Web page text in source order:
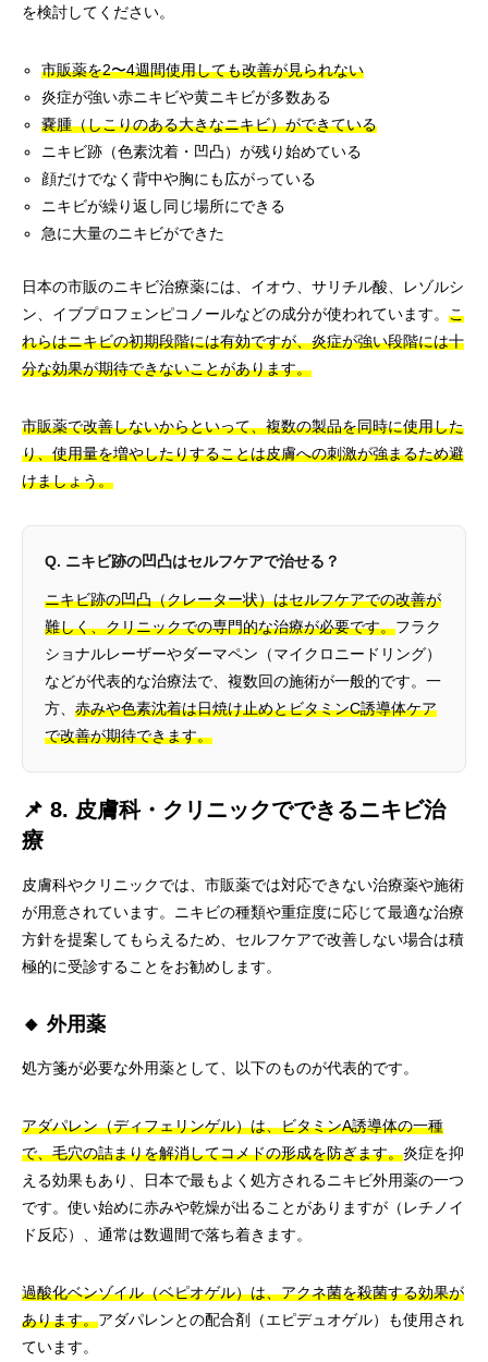
を検討してください。
市販薬を2〜4週間使用しても改善が見られない
炎症が強い赤ニキビや黄ニキビが多数ある
嚢腫（しこりのある大きなニキビ）ができている
ニキビ跡（色素沈着・凹凸）が残り始めている
顔だけでなく背中や胸にも広がっている
ニキビが繰り返し同じ場所にできる
急に大量のニキビができた
日本の市販のニキビ治療薬には、イオウ、サリチル酸、レゾルシ
ン、イブプロフェンピコノールなどの成分が使われています。 こ
れらはニキビの初期段階には有効ですが、炎症が強い段階には十
分な効果が期待できないことがあります。
市販薬で改善しないからといって、複数の製品を同時に使用した
り、使用量を増やしたりすることは皮膚への刺激が強まるため避
けましょう。
Q. ニキビ跡の凹凸はセルフケアで治せる？
ニキビ跡の凹凸（クレーター状）はセルフケアでの改善が
難しく、クリニックでの専門的な治療が必要です。フラク
ショナルレーザーやダーマペン（マイクロニードリング）
などが代表的な治療法で、複数回の施術が一般的です。一
方、 赤みや色素沈着は日焼け止めとビタミンC誘導体ケア
で改善が期待できます。
📌 8. 皮膚科・クリニックでできるニキビ治
療
皮膚科やクリニックでは、市販薬では対応できない治療薬や施術
が用意されています。ニキビの種類や重症度に応じて最適な治療
方針を提案してもらえるため、セルフケアで改善しない場合は積
極的に受診することをお勧めします。
🔸 外用薬
処方箋が必要な外用薬として、以下のものが代表的です。
アダパレン（ディフェリンゲル）は、ビタミンA誘導体の一種
で、毛穴の詰まりを解消してコメドの形成を防ぎます。炎症を抑
える効果もあり、日本で最もよく処方されるニキビ外用薬の一つ
です。使い始めに赤みや乾燥が出ることがありますが（レチノイ
ド反応）、通常は数週間で落ち着きます。
過酸化ベンゾイル（ベピオゲル）は、アクネ菌を殺菌する効果が
あります。アダパレンとの配合剤（エピデュオゲル）も使用され
ています。